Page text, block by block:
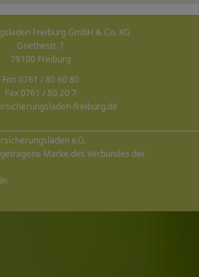
Freiburg GmbH & Co. KG
Goethestr. 1
79100 Freiburg
Fon 0761 / 80 60 80
Fax 0761 / 80 20 7
freiburg.de
e.G.
Marke des Verbundes der